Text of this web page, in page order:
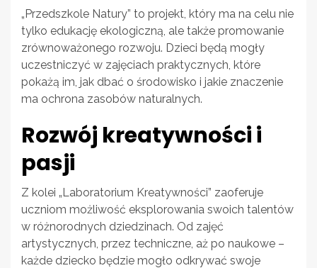
„Przedszkole Natury” to projekt, który ma na celu nie
tylko edukację ekologiczną, ale także promowanie
zrównoważonego rozwoju. Dzieci będą mogły
uczestniczyć w zajęciach praktycznych, które
pokażą im, jak dbać o środowisko i jakie znaczenie
ma ochrona zasobów naturalnych.
Rozwój kreatywności i
pasji
Z kolei „Laboratorium Kreatywności” zaoferuje
uczniom możliwość eksplorowania swoich talentów
w różnorodnych dziedzinach. Od zajęć
artystycznych, przez techniczne, aż po naukowe –
każde dziecko będzie mogło odkrywać swoje